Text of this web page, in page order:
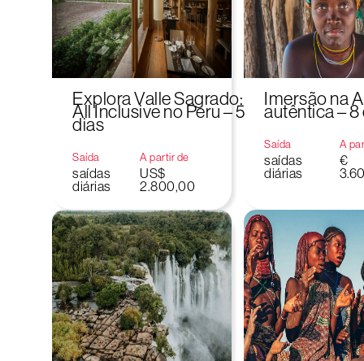
Explora Valle Sagrado:
All Inclusive no Peru – 5
dias
Saída
saídas
diárias
A partir de
US$
2.800,00
Imersão na
autêntica – 8
Saída
saídas
diárias
A
€